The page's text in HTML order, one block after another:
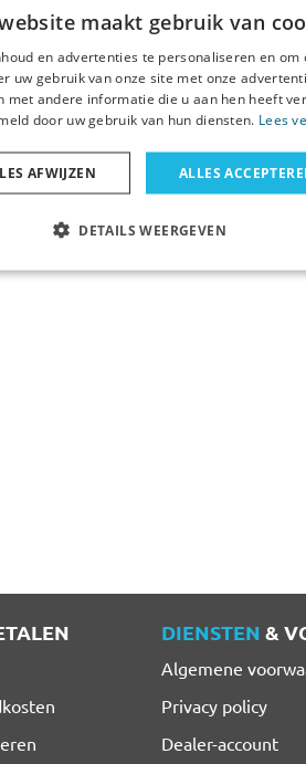
DIENSTEN &
Algemene
Privacy policy
Dealer-account
maakt gebruik van
en advertenties te personaliseren en om
uw gebruik van onze site met onze
met andere informatie die u aan hen heeft
door uw gebruik van hun diensten. Lees
ALLES
AFWIJZEN
DETAILS WEERGEVEN